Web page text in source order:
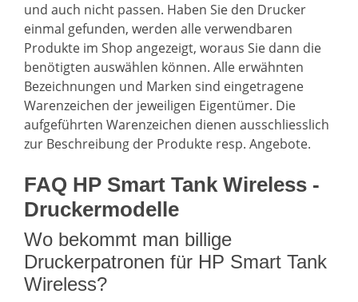
und auch nicht passen. Haben Sie den Drucker
einmal gefunden, werden alle verwendbaren
Produkte im Shop angezeigt, woraus Sie dann die
benötigten auswählen können. Alle erwähnten
Bezeichnungen und Marken sind eingetragene
Warenzeichen der jeweiligen Eigentümer. Die
aufgeführten Warenzeichen dienen ausschliesslich
zur Beschreibung der Produkte resp. Angebote.
FAQ HP Smart Tank Wireless -
Druckermodelle
Wo bekommt man billige
Druckerpatronen für HP Smart Tank
Wireless?